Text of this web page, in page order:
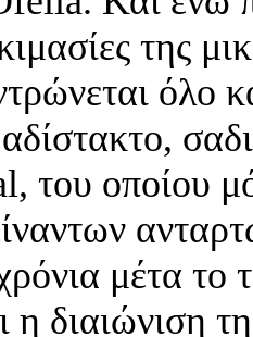
της
όλο
του οποίου
μέτα το
διαιώνιση